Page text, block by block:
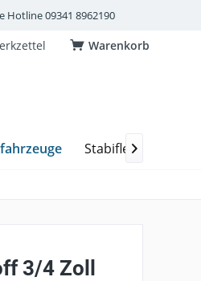
Hotline 09341 8962190
Warenkorb
Stabiflex
3/4 Zoll